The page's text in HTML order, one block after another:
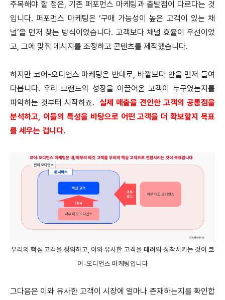
주목해야 할 점은, 기존 퍼포먼스 마케팅과 출발점이 다르다는 것
입니다. 퍼포먼스 마케팅은 ‘구매 가능성이 높은 고객이 있는 채
널’을 먼저 찾는 방식이었습니다. 고객보다 채널 효율이 우선이었
고, 그에 맞춰 메시지를 조정하고 콘텐츠를 제작했습니다.
하지만 코어-오디언스 마케팅은 반대로, 바깥보다 안을 먼저 들여
다봅니다. 우리 브랜드의 성장을 이끌어온 고객이 누구였는지를
파악하는 것부터 시작하죠. 실제 매출을 견인한 고객의 공통점을
분석하고, 이들의 특성을 바탕으로 어떤 고객을 더 확보할지 목표
를 세우는 겁니다.
우리의 핵심 고객을 정의하고, 이와 유사한 고객을 데려와 정착시키는 것이 코
어-오디언스 마케팅입니다
그다음은 이와 유사한 고객이 시장에 얼마나 존재하는지를 확인합